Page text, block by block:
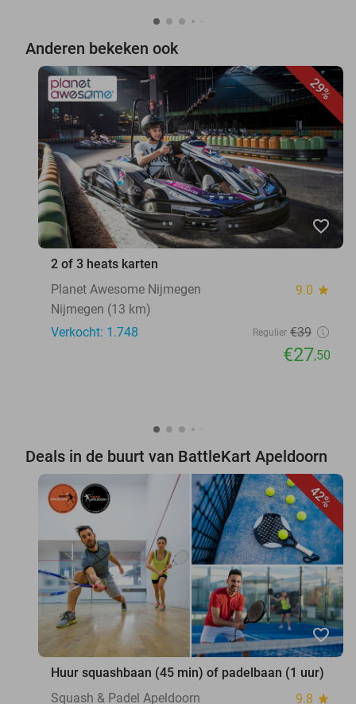
Anderen bekeken ook
29%
favorite_border
2 of 3 heats karten
Planet Awesome Nijmegen
9.0 star
Nijmegen (13 km)
Verkocht: 1.748
Regulier €39
€27,50
Deals in de buurt van BattleKart Apeldoorn
42%
favorite_border
Huur squashbaan (45 min) of padelbaan (1 uur)
Squash & Padel Apeldoorn
9.8 star